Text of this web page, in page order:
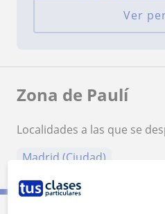
Ver
Zona de Paulí
Localidades a las que se
Madrid (Ciudad)